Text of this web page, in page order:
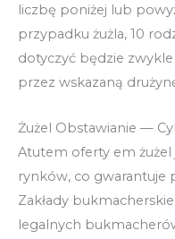
liczbę poniżej lub
przypadku żużla, 10
dotyczyć będzie
przez wskazaną
Żużel Obstawianie —
Atutem oferty em
rynków, co gwarantuje
Zakłady
legalnych